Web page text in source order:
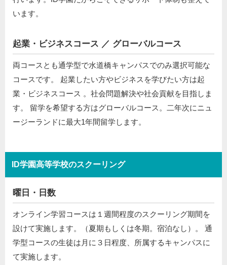
います。
起業・ビジネスコース ／ グローバルコース
両コースとも通学型で水道橋キャンパスでのみ選択可能な
コースです。 起業したい方やビジネスを学びたい方は起
業・ビジネスコース 。社会問題解決や社会貢献を目指しま
す。 留学を希望する方はグローバルコース。二年次にニュ
ージーランドに最大1年間留学します。
ID学園高等学校のスクーリング
曜日・日数
オンライン学習コースは１週間程度のスクーリング期間を
設けて実施します。（夏期もしくは冬期。宿泊なし）。 通
学型コースの生徒は月に３日程度、所属するキャンパスに
て実施します。